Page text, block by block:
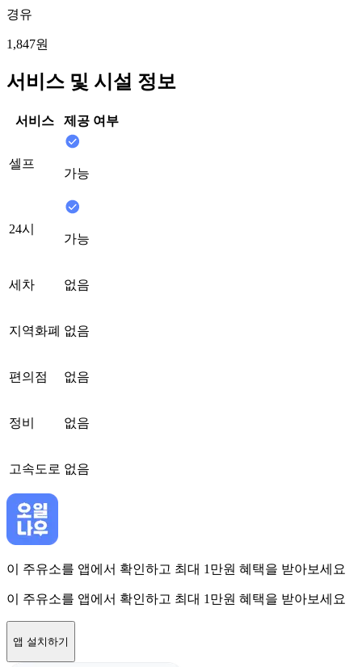
경유
1,847원
서비스 및 시설 정보
서비스 제공 여부
셀프
가능
24시
가능
세차 없음
지역화폐 없음
편의점 없음
정비 없음
고속도로 없음
이 주유소를 앱에서 확인하고 최대 1만원 혜택을 받아보세요
이 주유소를 앱에서 확인하고 최대 1만원 혜택을 받아보세요
앱 설치하기